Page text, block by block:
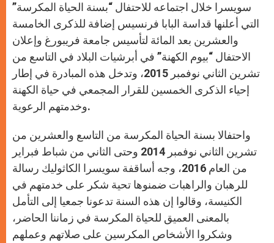
سويسرا خلال اجتماعه للاحتفال “بسنة الحياة المكرسة”
التي أعلنها قداسة البابا فرنسيس إضافة للذكرى الخامسة
والعشرين بعد المائة لتأسيس جامعة فريبورغ وإعلان
الاحتفال “بيوم الكهنة” في أبرشيات البلاد في التاسع من
تشرين الثاني نوفمبر 2015، وتدخل هذه المبادرة في إطار
إحياء الذكرى الخمسين للقرار المجمعي في حياة الكهنة
وخدمتهم الرعوية.
واحتفالا بسنة الحياة المكرسة من التاسع والعشرين من
تشرين الثاني نوفمبر 2014 وحتى الثاني من شباط فبراير
من العام 2016، وجه أساقفة سويسرا الكاثوليك رسالة
للرهبان والراهبات ضمنوها تحية شكر على خدمتهم في
الكنيسة، وقالوا إن هذه السنة تدعونا جمعيا إلى التأمل
بالمعنى العميق للحياة المكرسة في زماننا الحاضر،
وشكروا الأشخاص المكرسين على صلاتهم وعملهم